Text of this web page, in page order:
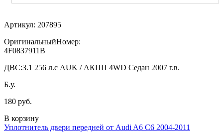
Артикул: 207895
ОригинальныйНомер:
4F0837911B
ДВС:3.1 256 л.с AUK / АКПП 4WD Седан 2007 г.в.
Б.у.
180 руб.
В корзину
Уплотнитель двери передней от Audi A6 C6 2004-2011